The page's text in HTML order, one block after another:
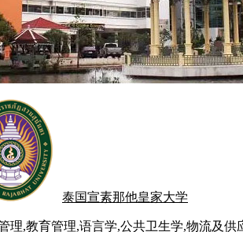
泰国宣素那他皇家大学
理,教育管理,语言学,公共卫生学,物流及供